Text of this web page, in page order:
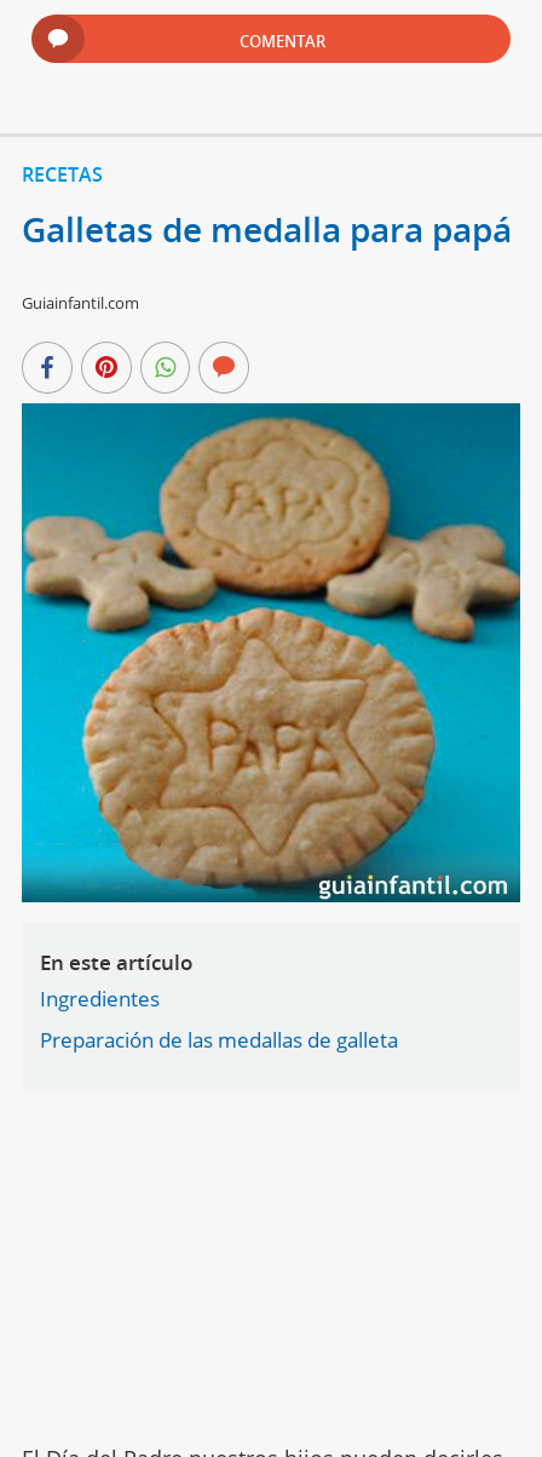
COMENTAR
RECETAS
Galletas de medalla para papá
Guiainfantil.com
En este artículo
Ingredientes
Preparación de las medallas de galleta